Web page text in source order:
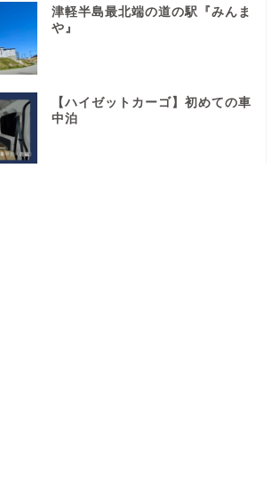
津軽半島最北端の道の駅『みんま
や』
【ハイゼットカーゴ】初めての車
中泊